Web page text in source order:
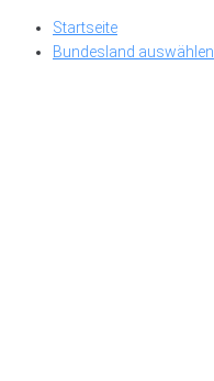
Skip
Startseite
Bundesland auswählen